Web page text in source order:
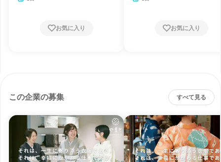
お気に入り お気に入り
この企業の募集 すべて見る